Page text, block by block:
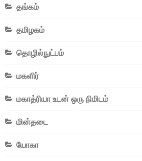
தங்கம்
தமிழகம்
தொழில்நுட்பம்
மகளிர்
மகாத்ரியா உடன் ஒரு நிமிடம்
மின்தடை
யோகா